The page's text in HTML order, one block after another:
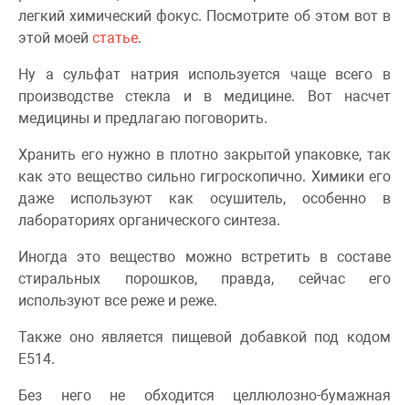
легкий химический фокус. Посмотрите об этом вот в
этой моей статье.
Ну а сульфат натрия используется чаще всего в
производстве стекла и в медицине. Вот насчет
медицины и предлагаю поговорить.
Хранить его нужно в плотно закрытой упаковке, так
как это вещество сильно гигроскопично. Химики его
даже используют как осушитель, особенно в
лабораториях органического синтеза.
Иногда это вещество можно встретить в составе
стиральных порошков, правда, сейчас его
используют все реже и реже.
Также оно является пищевой добавкой под кодом
Е514.
Без него не обходится целлюлозно-бумажная